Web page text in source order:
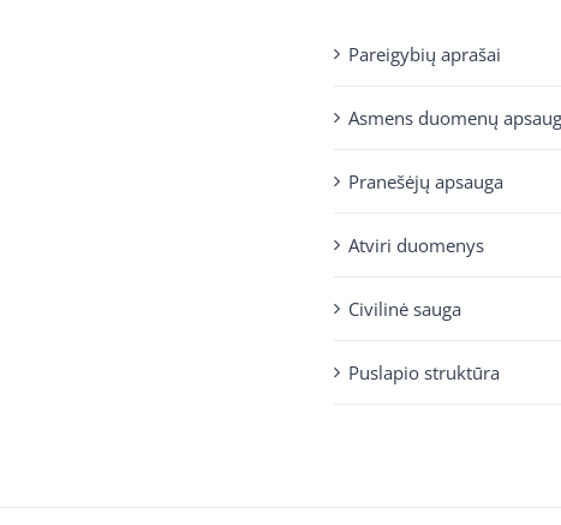
Pareigybių aprašai
Asmens duomenų
Pranešėjų apsauga
Atviri duomenys
Civilinė sauga
Puslapio struktūra